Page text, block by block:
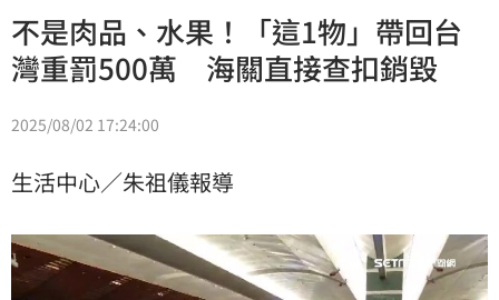
不是肉品、水果！「這1物」帶回台
灣重罰500萬 海關直接查扣銷毀
2025/08/02 17:24:00
生活中心／朱祖儀報導